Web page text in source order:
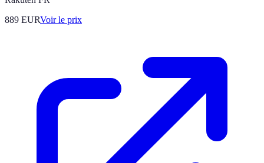
889 EURVoir le prix